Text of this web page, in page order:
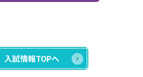
入試情報TOPへ